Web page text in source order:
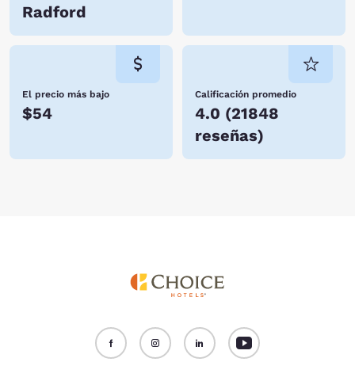
Radford
El precio más bajo
$54
Calificación promedio
4.0 (21848
reseñas)